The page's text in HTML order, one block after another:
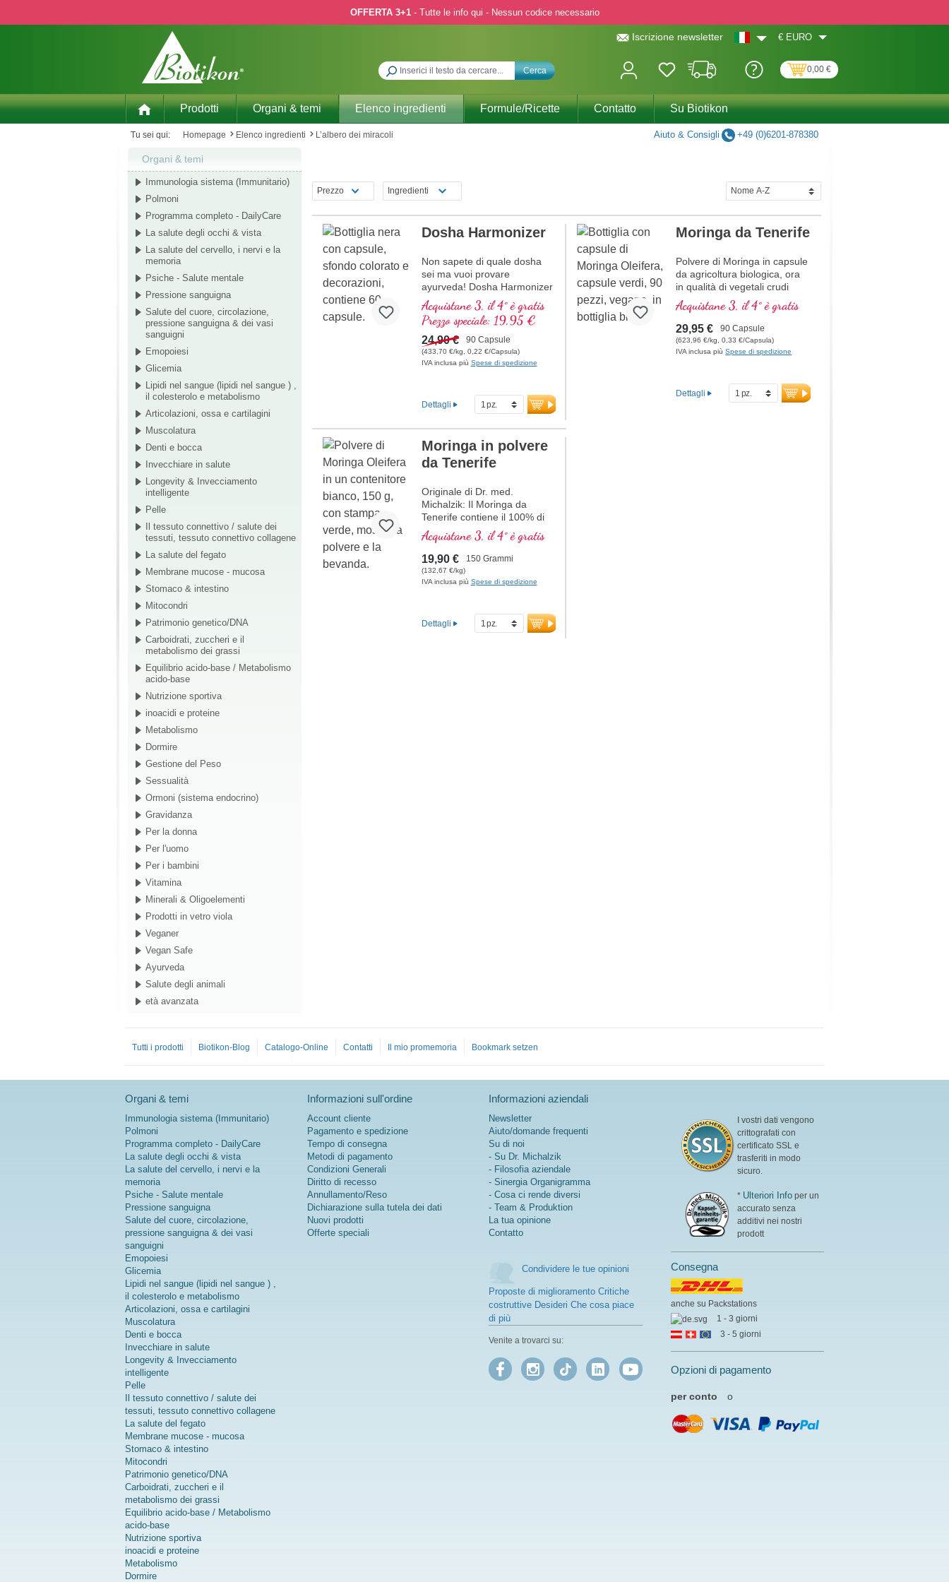
OFFERTA 3+1- Tutte le info qui - Nessun codice necessario
Iscrizione newsletter € EURO
Cerca 0,00 €
Prodotti Organi & temi Elenco ingredienti Formule/Ricette Contatto Su Biotikon
Tu sei qui: Homepage Elenco ingredienti L’albero dei miracoli Aiuto & Consigli +49 (0)6201-878380
Organi & temi
Immunologia sistema (Immunitario)
Polmoni
Programma completo - DailyCare
La salute degli occhi & vista
La salute del cervello, i nervi e la
memoria
Psiche - Salute mentale
Pressione sanguigna
Salute del cuore, circolazione,
pressione sanguigna & dei vasi
sanguigni
Emopoiesi
Glicemia
Lipidi nel sangue (lipidi nel sangue ) ,
il colesterolo e metabolismo
Articolazioni, ossa e cartilagini
Muscolatura
Denti e bocca
Invecchiare in salute
Longevity & Invecciamento
intelligente
Pelle
Il tessuto connettivo / salute dei
tessuti, tessuto connettivo collagene
La salute del fegato
Membrane mucose - mucosa
Stomaco & intestino
Mitocondri
Patrimonio genetico/DNA
Carboidrati, zuccheri e il
metabolismo dei grassi
Equilibrio acido-base / Metabolismo
acido-base
Nutrizione sportiva
inoacidi e proteine
Metabolismo
Dormire
Gestione del Peso
Sessualità
Ormoni (sistema endocrino)
Gravidanza
Per la donna
Per l'uomo
Per i bambini
Vitamina
Minerali & Oligoelementi
Prodotti in vetro viola
Veganer
Vegan Safe
Ayurveda
Salute degli animali
età avanzata
Prezzo Ingredienti
Dosha Harmonizer
Non sapete di quale dosha
sei ma vuoi provare
ayurveda! Dosha Harmonizer
ti supporta. Nel bicchiere viola
di alta qualità.
Acquistane 3, il 4° è gratis
Prezzo speciale: 19,95 €
24,90 € 90 Capsule
(433,70 €/kg, 0,22 €/Capsula)
IVA inclusa più Spese di spedizione
Dettagli
Moringa da Tenerife
Polvere di Moringa in capsule
da agricoltura biologica, ora
in qualità di vegetali crudi
Acquistane 3, il 4° è gratis
29,95 € 90 Capsule
(623,96 €/kg, 0,33 €/Capsula)
IVA inclusa piùSpese di spedizione
Dettagli
Moringa in polvere
da Tenerife
Originale di Dr. med.
Michalzik: Il Moringa da
Tenerife contiene il 100% di
polvere di foglie di moringa
pura da coltivazioni
ecologiche, delicatamente
essiccato e polverizzato.
Questa polvere di alta qualità
è senza alluminio.
Acquistane 3, il 4° è gratis
19,90 € 150 Grammi
(132,67 €/kg)
IVA inclusa più Spese di spedizione
Dettagli
Tutti i prodotti Biotikon-Blog Catalogo-Online Contatti Il mio promemoria Bookmark setzen
Organi & temi
Immunologia sistema (Immunitario)
Polmoni
Programma completo - DailyCare
La salute degli occhi & vista
La salute del cervello, i nervi e la
memoria
Psiche - Salute mentale
Pressione sanguigna
Salute del cuore, circolazione,
pressione sanguigna & dei vasi
sanguigni
Emopoiesi
Glicemia
Lipidi nel sangue (lipidi nel sangue ) ,
il colesterolo e metabolismo
Articolazioni, ossa e cartilagini
Muscolatura
Denti e bocca
Invecchiare in salute
Longevity & Invecciamento
intelligente
Pelle
Il tessuto connettivo / salute dei
tessuti, tessuto connettivo collagene
La salute del fegato
Membrane mucose - mucosa
Stomaco & intestino
Mitocondri
Patrimonio genetico/DNA
Carboidrati, zuccheri e il
metabolismo dei grassi
Equilibrio acido-base / Metabolismo
acido-base
Nutrizione sportiva
inoacidi e proteine
Metabolismo
Dormire
Informazioni sull'ordine
Account cliente
Pagamento e spedizione
Tempo di consegna
Metodi di pagamento
Condizioni Generali
Diritto di recesso
Annullamento/Reso
Dichiarazione sulla tutela dei dati
Nuovi prodotti
Offerte speciali
Informazioni aziendali
Newsletter
Aiuto/domande frequenti
Su di noi
- Su Dr. Michalzik
- Filosofia aziendale
- Sinergia Organigramma
- Cosa ci rende diversi
- Team & Produktion
La tua opinione
Contatto
Condividere le tue opinioni
Proposte di miglioramento Critiche
costruttive Desideri Che cosa piace
di più
Venite a trovarci su:
I vostri dati vengono
crittografati con
certificato SSL e
trasferiti in modo
sicuro.
* Ulteriori Info per un
accurato senza
additivi nei nostri
prodott
Consegna
anche su Packstations
1 - 3 giorni
3 - 5 giorni
Opzioni di pagamento
per conto o